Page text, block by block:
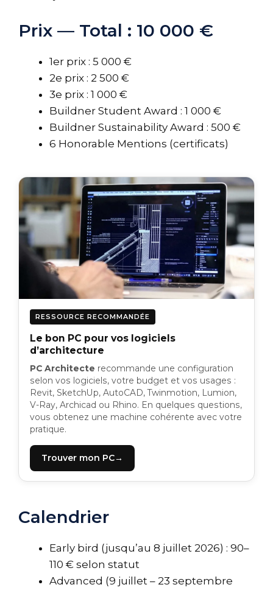
Prix — Total : 10 000 €
1er prix : 5 000 €
2e prix : 2 500 €
3e prix : 1 000 €
Buildner Student Award : 1 000 €
Buildner Sustainability Award : 500 €
6 Honorable Mentions (certificats)
RESSOURCE RECOMMANDÉE
Le bon PC pour vos logiciels
d’architecture
PC Architecte recommande une configuration
selon vos logiciels, votre budget et vos usages :
Revit, SketchUp, AutoCAD, Twinmotion, Lumion,
V-Ray, Archicad ou Rhino. En quelques questions,
vous obtenez une machine cohérente avec votre
pratique.
Trouver mon PC
Calendrier
Early bird (jusqu’au 8 juillet 2026) : 90–
110 € selon statut
Advanced (9 juillet – 23 septembre